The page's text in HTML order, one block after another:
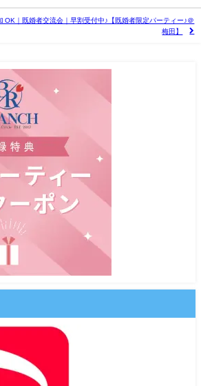
OK｜既婚者交流会｜早割受付中♪【既婚者限定パーティー♪＠
梅田】